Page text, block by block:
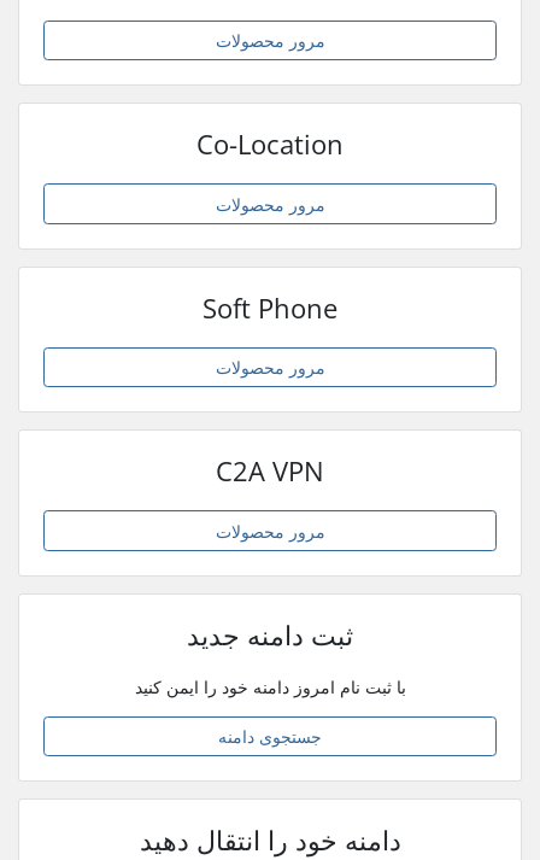
مرور محصولات
Co-Location
مرور محصولات
Soft Phone
مرور محصولات
C2A VPN
مرور محصولات
ثبت دامنه جدید
با ثبت نام امروز دامنه خود را ایمن کنید
جستجوی دامنه
دامنه خود را انتقال دهید